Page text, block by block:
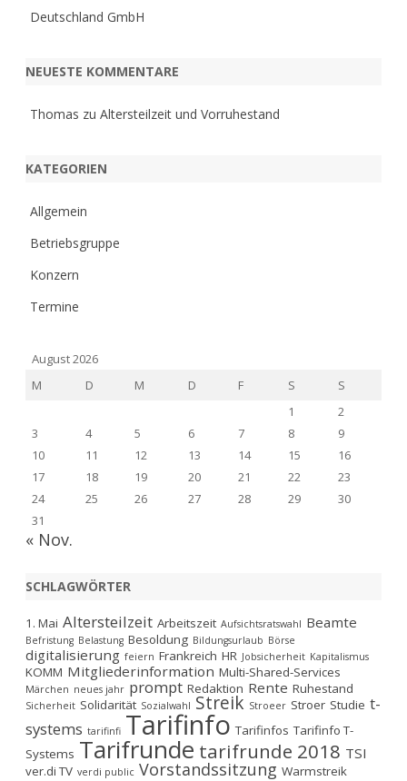
Deutschland GmbH
NEUESTE KOMMENTARE
Thomas zu Altersteilzeit und Vorruhestand
KATEGORIEN
Allgemein
Betriebsgruppe
Konzern
Termine
August 2026
M
D M D F S
S
1
2
3
4 5 6 7 8
9
10
11 12 13 14 15
16
17
18 19 20 21 22
23
24
25 26 27 28 29
30
31
« Nov.
SCHLAGWÖRTER
1. Mai Altersteilzeit Arbeitszeit Aufsichtsratswahl Beamte
Befristung Belastung Besoldung Bildungsurlaub Börse
digitalisierung feiern Frankreich HR Jobsicherheit Kapitalismus
KOMM Mitgliederinformation Multi-Shared-Services
Märchen neues jahr prompt Redaktion Rente Ruhestand
Sicherheit Solidarität Sozialwahl Streik Stroeer Stroer Studie t-
systems tarifinfi Tarifinfo Tarifinfos Tarifinfo T-
Systems Tarifrunde tarifrunde 2018 TSI
ver.di TV verdi public Vorstandssitzung Warmstreik